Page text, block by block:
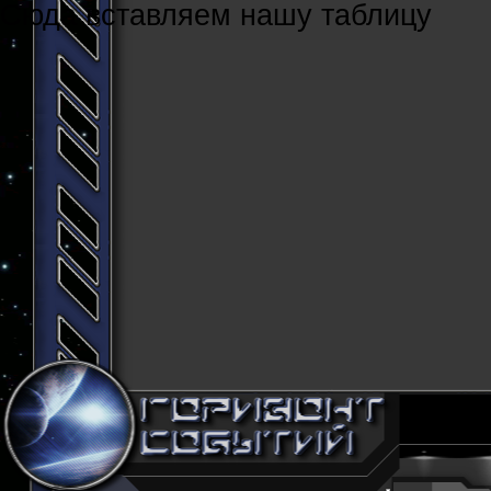
Cюда вставляем нашу таблицу